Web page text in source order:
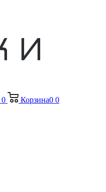
0 Корзина0 0